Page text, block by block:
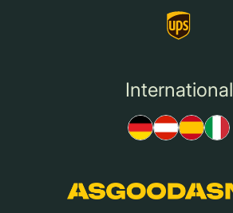
International